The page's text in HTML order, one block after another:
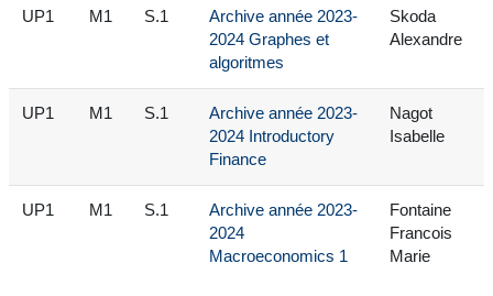
UP1 M1 S.1
Archive année 2023-
2024 Graphes et
algoritmes
Skoda
Alexandre
UP1 M1 S.1
Archive année 2023-
2024 Introductory
Finance
Nagot
Isabelle
UP1 M1 S.1
Archive année 2023-
2024
Macroeconomics 1
Fontaine
Francois
Marie